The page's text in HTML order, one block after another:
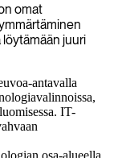
omat
juuri
antavalla
IT-
osa-alueella.